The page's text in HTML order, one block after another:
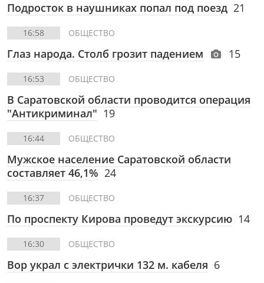
Подросток в наушниках попал под поезд 21
16:58 ОБЩЕСТВО
Глаз народа. Столб грозит падением 15
16:53 ОБЩЕСТВО
В Саратовской области проводится операция
"Антикриминал" 19
16:44 ОБЩЕСТВО
Мужское население Саратовской области
составляет 46,1% 24
16:37 ОБЩЕСТВО
По проспекту Кирова проведут экскурсию 14
16:30 ОБЩЕСТВО
Вор украл с электрички 132 м. кабеля 6